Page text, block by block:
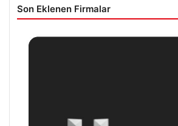
Son Eklenen Firmalar